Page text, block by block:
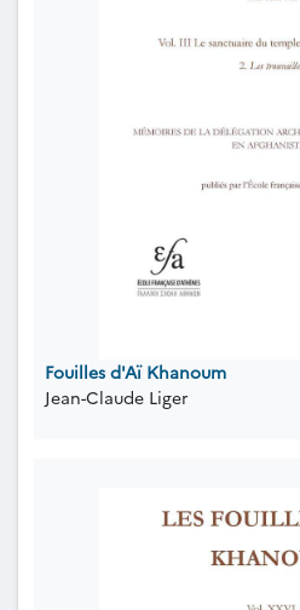
Fouilles d'Aï Khanoum
Jean-Claude Liger